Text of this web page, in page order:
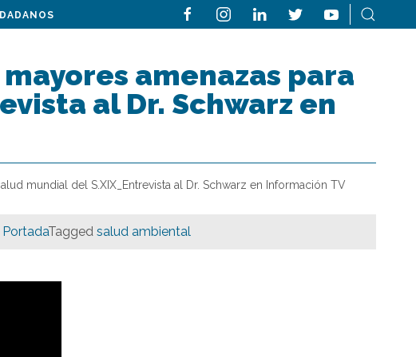
amenazas para
al Dr. Schwarz en
mundial del S.XIX_Entrevista al Dr. Schwarz en Información TV
Tagged salud ambiental